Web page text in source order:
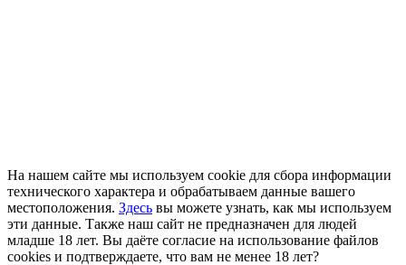
На нашем сайте мы используем cookie для сбора информации
технического характера и обрабатываем данные вашего
местоположения. Здесь вы можете узнать, как мы используем
эти данные. Также наш сайт не предназначен для людей
младше 18 лет. Вы даёте согласие на использование файлов
cookies и подтверждаете, что вам не менее 18 лет?